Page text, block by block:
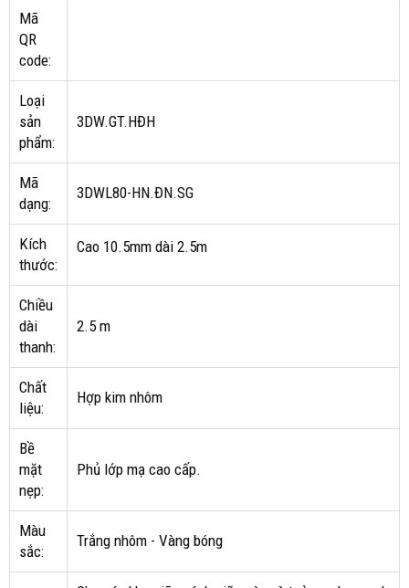
Mã
QR
code:
Loại
sản
phẩm:
3DW.GT.HĐH
Mã
dạng:
3DWL80-HN.ĐN.SG
Kích
thước:
Cao 10.5mm dài 2.5m
Chiều
dài
thanh:
2.5 m
Chất
liệu:
Hợp kim nhôm
Bề
mặt
nẹp:
Phủ lớp mạ cao cấp.
Màu
sắc:
Trắng nhôm - Vàng bóng